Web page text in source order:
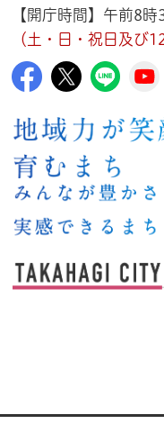
【開庁時間】午前8
（土・日・祝日及び
高萩市公式
高萩市公
高